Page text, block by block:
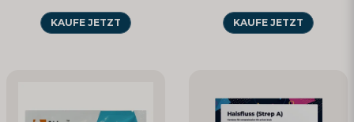
KAUFE JETZT KAUFE JETZT